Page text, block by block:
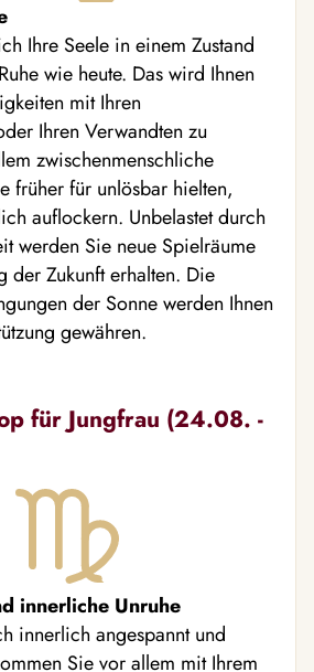
Ihre Seele in einem Zustand
wie heute. Das wird Ihnen
mit Ihren
Ihren Verwandten zu
zwischenmenschliche
früher für unlösbar hielten,
auflockern. Unbelastet durch
werden Sie neue Spielräume
der Zukunft erhalten. Die
der Sonne werden Ihnen
gewähren.
für Jungfrau (24.08. -
innerliche Unruhe
innerlich angespannt und
Sie vor allem mit Ihrem